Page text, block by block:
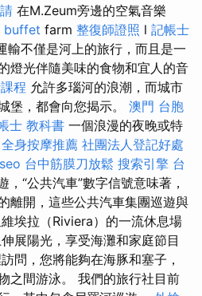
在M.Zeum旁邊的空氣音樂
buffet farm 整復師證照 l 記帳士
輸不僅是河上的旅行，而且是一
燈光伴隨美味的食物和宜人的音
程 允許多瑙河的浪潮，而城市
堡，都會向您揭示。 澳門 台胞
士 教科書 一個浪漫的夜晚或特
身按摩推薦 社團法人登記好處
台中筋膜刀放鬆 搜索引擎 台
，“公共汽車”數字信號意味著，
離開，這些公共汽車集團巡遊與
埃拉（Riviera）的一流休息場
展陽光，享受海灘和家庭節目
問，您將能夠在海豚和塞子，
之間游泳。 我們的旅行社目前